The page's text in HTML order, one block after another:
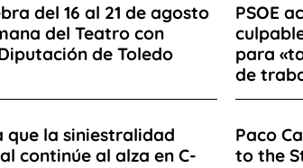
del 16 al 21 de agosto
del Teatro con
de Toledo
PSOE
para
de
que la siniestralidad
continúe al alza en C-
Paco
to the